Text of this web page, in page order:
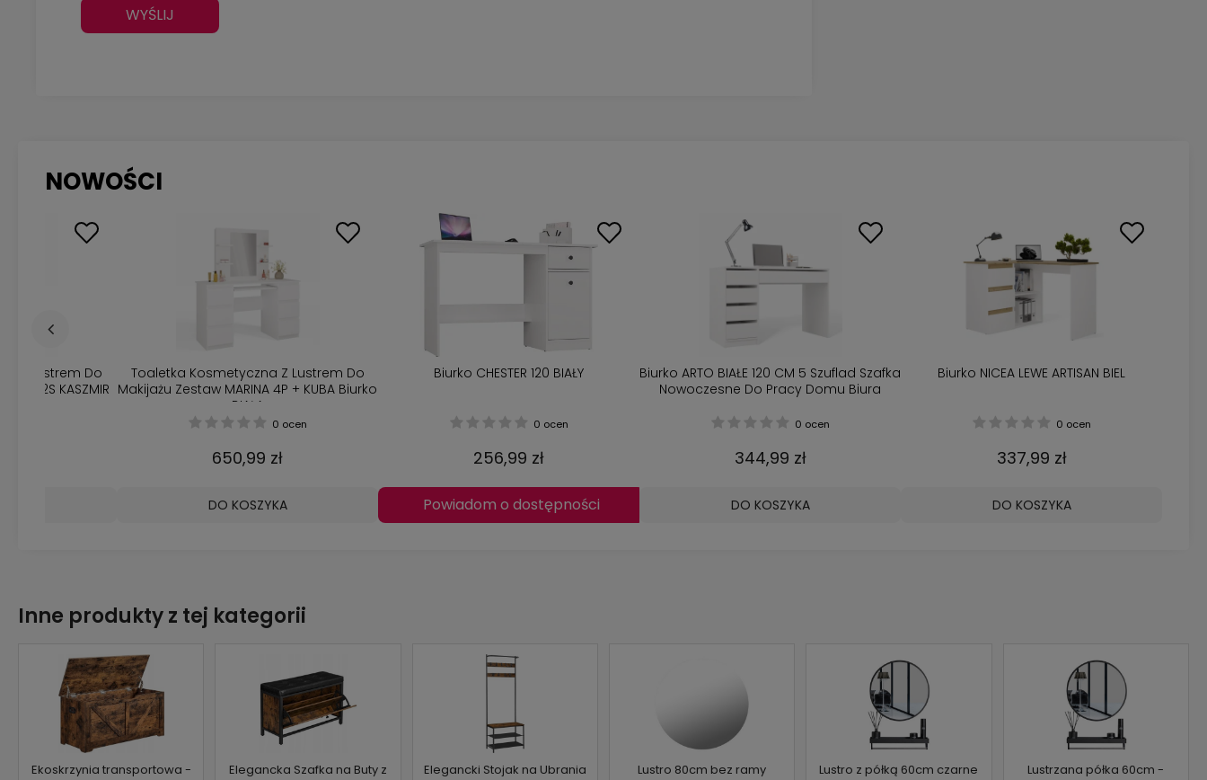
WYŚLIJ
NOWOŚCI
z Lustrem Do
2S KASZMIR
Toaletka Kosmetyczna Z Lustrem Do
Makijażu Zestaw MARINA 4P + KUBA Biurko
BIAŁA
0 ocen
650,99 zł
DO KOSZYKA
Biurko CHESTER 120 BIAŁY
0 ocen
256,99 zł
Powiadom o dostępności
Biurko ARTO BIAŁE 120 CM 5 Szuflad Szafka
Nowoczesne Do Pracy Domu Biura
0 ocen
344,99 zł
DO KOSZYKA
Biurko NICEA LEWE ARTISAN BIEL
0 ocen
337,99 zł
DO KOSZYKA
Inne produkty z tej kategorii
Ekoskrzynia transportowa -
Elegancka Szafka na Buty z
Elegancki Stojak na Ubrania
Lustro 80cm bez ramy Lustro z półką 60cm czarne
Lustrzana półka 60cm -